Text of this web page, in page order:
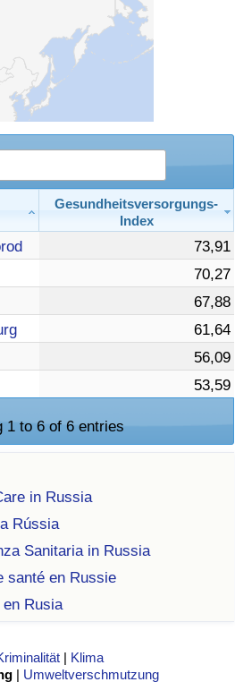
Gesundheitsversorgungs-
Index
73,91
70,27
67,88
61,64
56,09
53,59
1 to 6 of 6 entries
in Russia
Rússia
Sanitaria in Russia
santé en Russie
en Rusia
| Klima
| Umweltverschmutzung